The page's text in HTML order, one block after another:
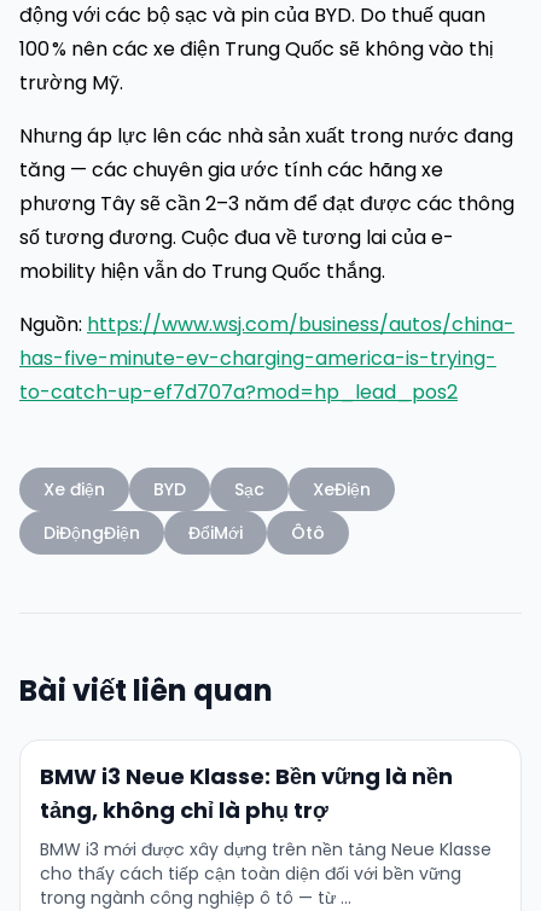
động với các bộ sạc và pin của BYD. Do thuế quan
100 % nên các xe điện Trung Quốc sẽ không vào thị
trường Mỹ.
Nhưng áp lực lên các nhà sản xuất trong nước đang
tăng — các chuyên gia ước tính các hãng xe
phương Tây sẽ cần 2–3 năm để đạt được các thông
số tương đương. Cuộc đua về tương lai của e-
mobility hiện vẫn do Trung Quốc thắng.
Nguồn: https://www.wsj.com/business/autos/china-
has-five-minute-ev-charging-america-is-trying-
to-catch-up-ef7d707a?mod=hp_lead_pos2
Xe điện BYD Sạc
XeĐiện
DiĐộngĐiện
ĐổiMới Ôtô
Bài viết liên quan
BMW i3 Neue Klasse: Bền vững là nền
tảng, không chỉ là phụ trợ
BMW i3 mới được xây dựng trên nền tảng Neue Klasse
cho thấy cách tiếp cận toàn diện đối với bền vững
trong ngành công nghiệp ô tô — từ …